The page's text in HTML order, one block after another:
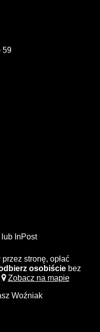
59
lub InPost
stronę, opłać
osobiście bez
Zobacz na mapie
Woźniak